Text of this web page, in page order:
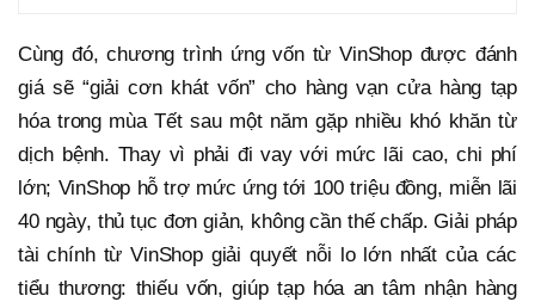
Cùng đó, chương trình ứng vốn từ VinShop được đánh
giá sẽ “giải cơn khát vốn” cho hàng vạn cửa hàng tạp
hóa trong mùa Tết sau một năm gặp nhiều khó khăn từ
dịch bệnh. Thay vì phải đi vay với mức lãi cao, chi phí
lớn; VinShop hỗ trợ mức ứng tới 100 triệu đồng, miễn lãi
40 ngày, thủ tục đơn giản, không cần thế chấp. Giải pháp
tài chính từ VinShop giải quyết nỗi lo lớn nhất của các
tiểu thương: thiếu vốn, giúp tạp hóa an tâm nhận hàng